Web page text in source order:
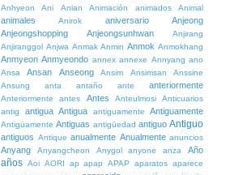
Anhyeon
Ani Anian Animación animados Animal
animales Anirok aniversario
Anjeong
Anjeongshopping
Anjeongsunhwan
Anjirang
Anjiranggol Anjwa Anmak Anmin Anmok Anmokhang
Anmyeon Anmyeondo annex annexe Annyang ano
Ansa
Ansan Anseong Ansim Ansimsan
Anssine
Ansung
anta antaño ante anteriormente
Anteriormente antes Antes Anteulmosi
Anticuarios
antig
antigua Antigua antiguamente Antiguamente
Antigüamente Antiguas antigüedad antiguo Antiguo
antiguos Antique anualmente Anualmente anuncios
Anyang Anyangcheon Anygol anyone anza Año
años Aoi AORI ap apap APAP aparatos aparece